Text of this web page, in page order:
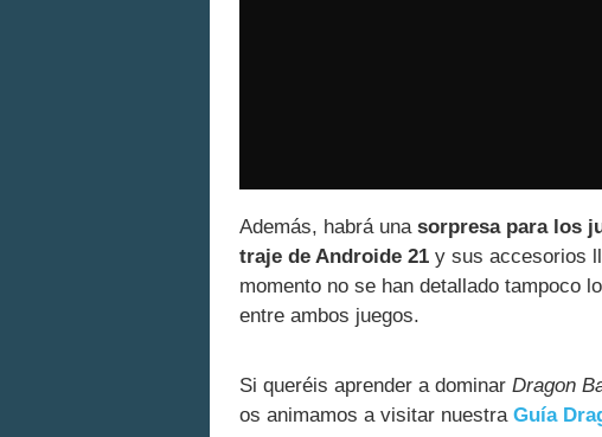
Además, habrá una sorpresa para los
traje de Androide 21 y sus accesorios
momento no se han detallado tampoco
entre ambos juegos.
Si queréis aprender a dominar Dragon
os animamos a visitar nuestra Guía